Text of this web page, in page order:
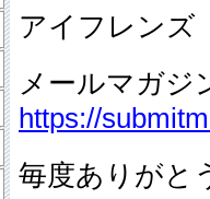
アイフレン
メールマガジ
https://
毎度ありがと